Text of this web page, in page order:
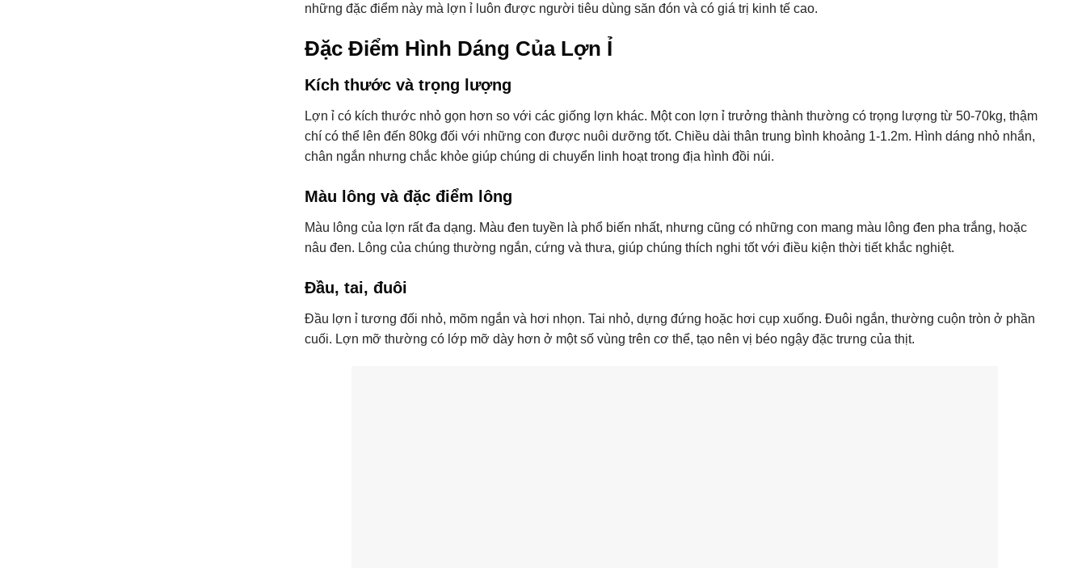
những đặc điểm này mà lợn ỉ luôn được người tiêu dùng săn đón và có giá trị kinh tế cao.
Đặc Điểm Hình Dáng Của Lợn Ỉ
Kích thước và trọng lượng
Lợn ỉ có kích thước nhỏ gọn hơn so với các giống lợn khác. Một con lợn ỉ trưởng thành thường có trọng lượng từ 50-70kg, thậm
chí có thể lên đến 80kg đối với những con được nuôi dưỡng tốt. Chiều dài thân trung bình khoảng 1-1.2m. Hình dáng nhỏ nhắn,
chân ngắn nhưng chắc khỏe giúp chúng di chuyển linh hoạt trong địa hình đồi núi.
Màu lông và đặc điểm lông
Màu lông của lợn rất đa dạng. Màu đen tuyền là phổ biến nhất, nhưng cũng có những con mang màu lông đen pha trắng, hoặc
nâu đen. Lông của chúng thường ngắn, cứng và thưa, giúp chúng thích nghi tốt với điều kiện thời tiết khắc nghiệt.
Đầu, tai, đuôi
Đầu lợn ỉ tương đối nhỏ, mõm ngắn và hơi nhọn. Tai nhỏ, dựng đứng hoặc hơi cụp xuống. Đuôi ngắn, thường cuộn tròn ở phần
cuối. Lợn mỡ thường có lớp mỡ dày hơn ở một số vùng trên cơ thể, tạo nên vị béo ngậy đặc trưng của thịt.